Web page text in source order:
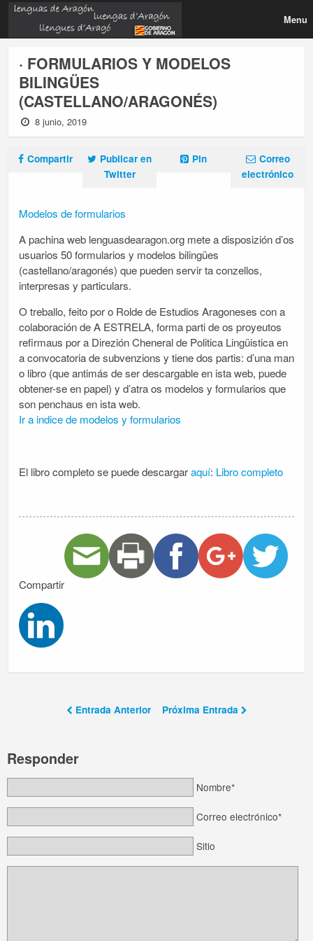
Menu
· FORMULARIOS Y MODELOS
BILINGÜES
(CASTELLANO/ARAGONÉS)
8 junio, 2019
Compartir
Publicar en
Twitter
Pin
Correo
electrónico
Modelos de formularios
A pachina web lenguasdearagon.org mete a disposizión d’os
usuarios 50 formularios y modelos bilingües
(castellano/aragonés) que pueden servir ta conzellos,
interpresas y particulars.
O treballo, feito por o Rolde de Estudios Aragoneses con a
colaboración de A ESTRELA, forma parti de os proyeutos
refirmaus por a Direzión Cheneral de Politica Lingüistica en
a convocatoria de subvenzions y tiene dos partis: d’una man
o libro (que antimás de ser descargable en ista web, puede
obtener-se en papel) y d’atra os modelos y formularios que
son penchaus en ista web.
Ir a indice de modelos y formularios
El libro completo se puede descargaraquí: Libro completo
Compartir
Entrada Anterior Próxima Entrada
Responder
Nombre*
Correo electrónico*
Sitio